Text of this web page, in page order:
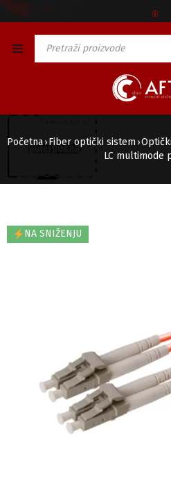
🅯
Početna › Fiber optički sistem ›
LC multimode
NA SNIŽENJU